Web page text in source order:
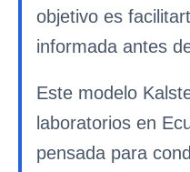
objetivo es
informada antes
Este modelo
laboratorios en
pensada para